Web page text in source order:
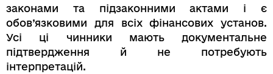
законами та підзаконними актами і є
обов’язковими для всіх фінансових установ.
Усі ці чинники мають документальне
підтвердження й не потребують
інтерпретацій.